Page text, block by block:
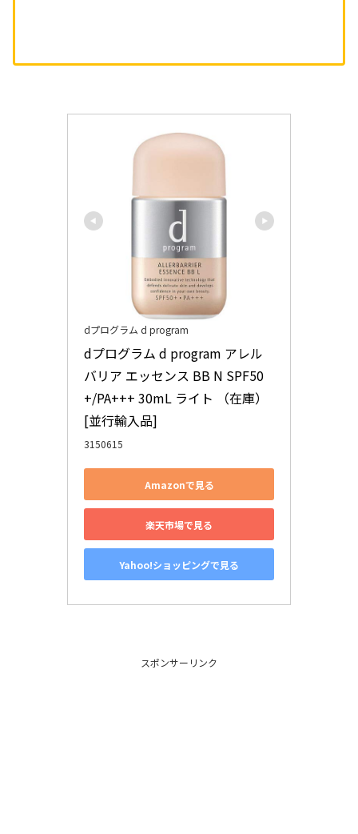
dプログラム d program
dプログラム d program アレル
バリア エッセンス BB N SPF50
+/PA+++ 30mL ライト （在庫）
[並行輸入品]
3150615
Amazonで見る
楽天市場で見る
Yahoo!ショッピングで見る
スポンサーリンク